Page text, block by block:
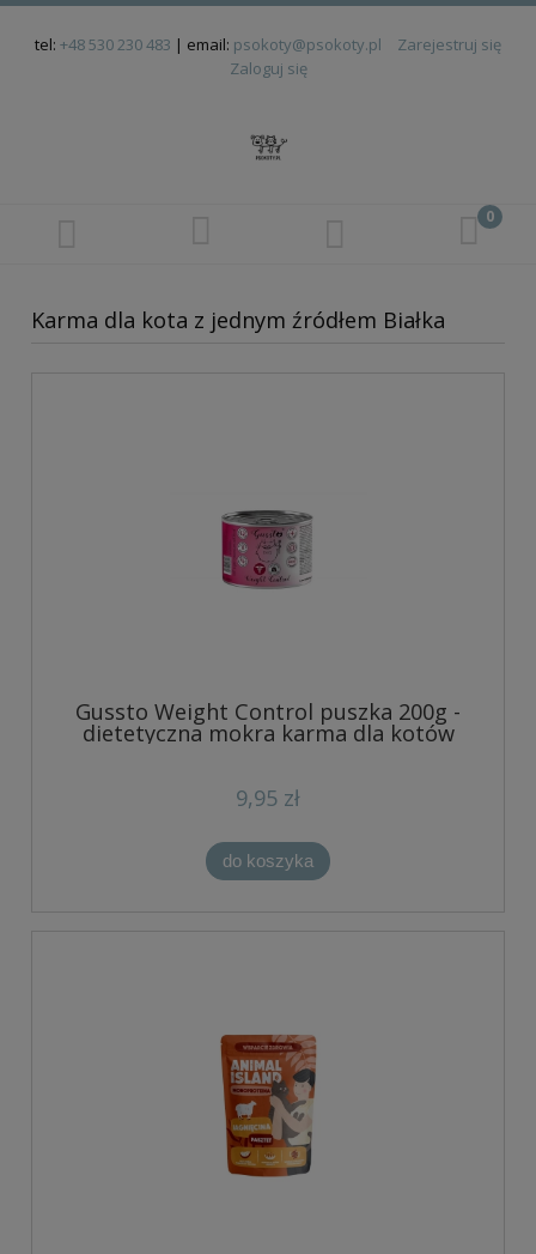
tel: +48 530 230 483 | email: psokoty@psokoty.pl
Zarejestruj się
Zaloguj się
Karma dla kota z jednym źródłem Białka
Gussto Weight Control puszka 200g -
dietetyczna mokra karma dla kotów
9,95 zł
do koszyka